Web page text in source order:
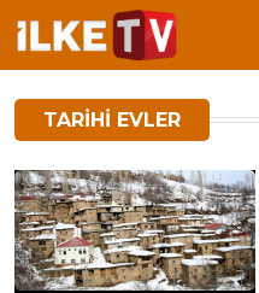
TARIHI EVLER